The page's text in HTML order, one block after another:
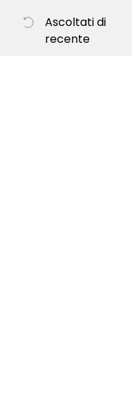
Ascoltati di
recente